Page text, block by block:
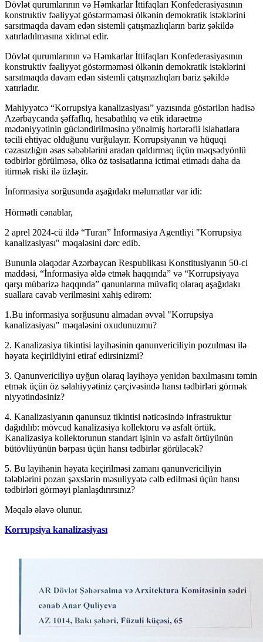
Dövlət qurumlarının və Həmkarlar İttifaqları Konfederasiyasının
konstruktiv fəaliyyət göstərməməsi ölkənin demokratik istəklərini
sarsıtmaqda davam edən sistemli çatışmazlıqların bariz şəkildə
xatırladılmasına xidmət edir.
Dövlət qurumlarının və Həmkarlar İttifaqları Konfederasiyasının
konstruktiv fəaliyyət göstərməməsi ölkənin demokratik istəklərini
sarsıtmaqda davam edən sistemli çatışmazlıqları bariz şəkildə
xatırladır.
Mahiyyətcə “Korrupsiya kanalizasiyası” yazısında göstərilən hadisə
Azərbaycanda şəffaflıq, hesabatlılıq və etik idarəetmə
mədəniyyətinin gücləndirilməsinə yönəlmiş hərtərəfli islahatlara
təcili ehtiyac olduğunu vurğulayır. Korrupsiyanın və hüquqi
cəzasızlığın əsas səbəblərini aradan qaldırmaq üçün məqsədyönlü
tədbirlər görülməsə, ölkə öz təsisatlarına ictimai etimadı daha da
itirmək riski ilə üzləşir.
İnformasiya sorğusunda aşağıdakı məlumatlar var idi:
Hörmətli cənablar,
2 aprel 2024-cü ildə “Turan” İnformasiya Agentliyi "Korrupsiya
kanalizasiyası" məqaləsini dərc edib.
Bununla əlaqədar Azərbaycan Respublikası Konstitusiyanın 50-ci
maddəsi, “İnformasiya əldə etmək haqqında” və “Korrupsiyaya
qarşı mübarizə haqqında” qanunlarına müvafiq olaraq aşağıdakı
suallara cavab verilməsini xahiş edirəm:
1.Bu informasiya sorğusunu almadan əvvəl "Korrupsiya
kanalizasiyası" məqaləsini oxudunuzmu?
2. Kanalizasiya tikintisi layihəsinin qanunvericiliyin pozulması ilə
həyata keçirildiyini etiraf edirsinizmi?
3. Qanunvericiliyə uyğun olaraq layihəyə yenidən baxılmasını təmin
etmək üçün öz səlahiyyətiniz çərçivəsində hansı tədbirləri görmək
niyyətindəsiniz?
4. Kanalizasiyanın qanunsuz tikintisi nəticəsində infrastruktur
dağıdılıb: mövcud kanalizasiya kollektoru və asfalt örtük.
Kanalizasiya kollektorunun standart işinin və asfalt örtüyünün
bütövlüyünün bərpası üçün hansı tədbirlər görüləcək?
5. Bu layihənin həyata keçirilməsi zamanı qanunvericiliyin
tələblərini pozan şəxslərin məsuliyyətə cəlb edilməsi üçün hansı
tədbirləri görməyi planlaşdırırsınız?
Məqalə əlavə olunur.
Korrupsiya kanalizasiyası